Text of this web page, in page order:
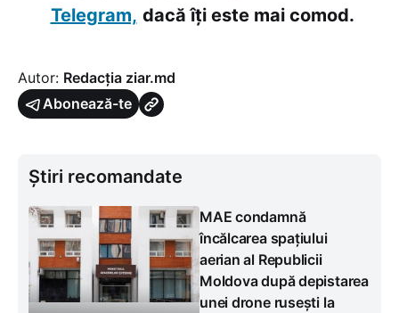
Telegram, dacă îți este mai comod.
Autor: Redacția ziar.md
Abonează-te
Știri recomandate
MAE condamnă
încălcarea spațiului
aerian al Republicii
Moldova după depistarea
unei drone rusești la